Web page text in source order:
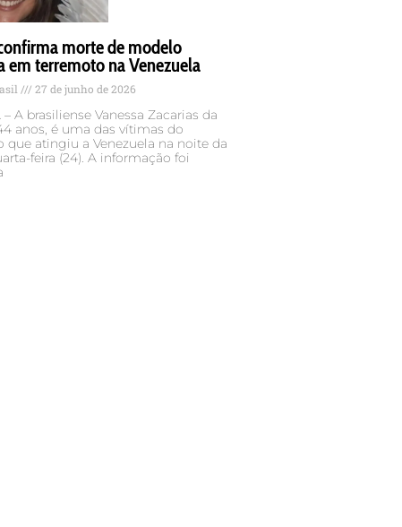
morte de modelo
em terremoto na Venezuela
27 de junho de 2026
– A brasiliense Vanessa Zacarias da
anos, é uma das vítimas do
que atingiu a Venezuela na noite da
feira (24). A informação foi